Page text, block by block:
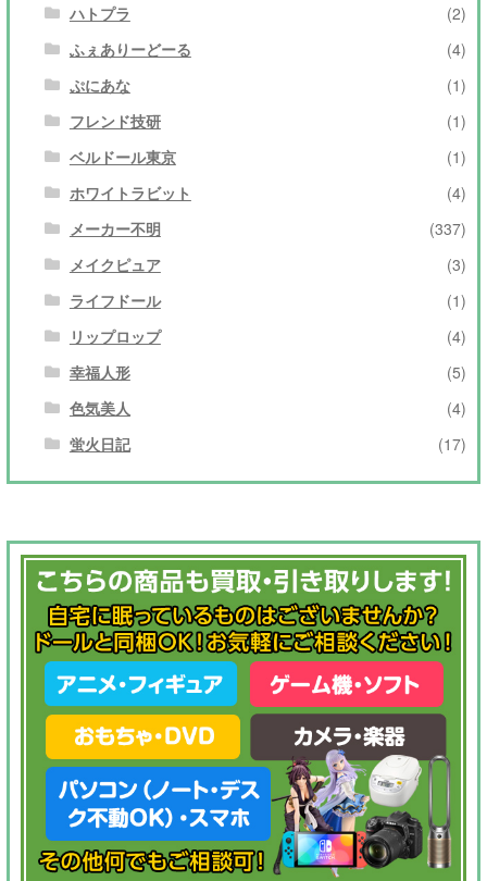
ハトプラ
(2)
ふぇありーどーる
(4)
ぷにあな
(1)
フレンド技研
(1)
ベルドール東京
(1)
ホワイトラビット
(4)
メーカー不明
(337)
メイクピュア
(3)
ライフドール
(1)
リップロップ
(4)
幸福人形
(5)
色気美人
(4)
蛍火日記
(17)